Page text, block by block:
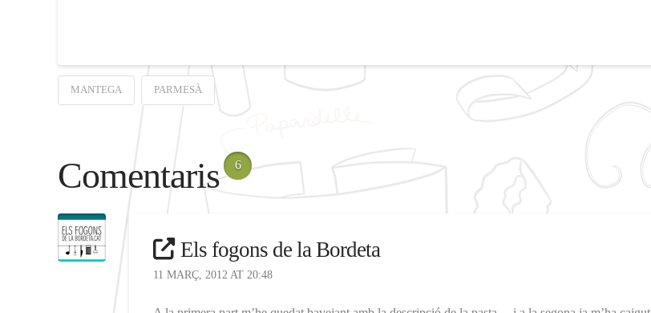
MANTEGA PARMESÀ
Comentaris 6
Els fogons de la Bordeta
11 MARÇ, 2012 AT 20:48